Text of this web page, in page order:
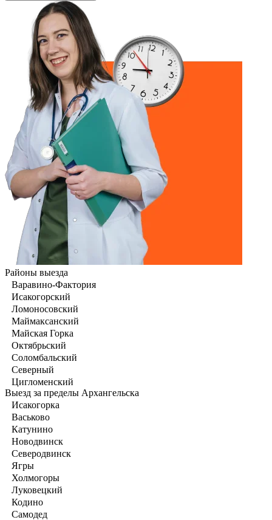
Районы выезда
Варавино-Фактория
Исакогорский
Ломоносовский
Маймаксанский
Майская Горка
Октябрьский
Соломбальский
Северный
Цигломенский
Выезд за пределы Архангельска
Исакогорка
Васьково
Катунино
Новодвинск
Северодвинск
Ягры
Холмогоры
Луковецкий
Кодино
Самодед